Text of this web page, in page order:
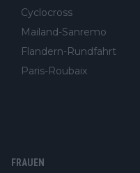
Cyclocross
Mailand-Sanremo
Flandern-Rundfahrt
Paris-Roubaix
FRAUEN